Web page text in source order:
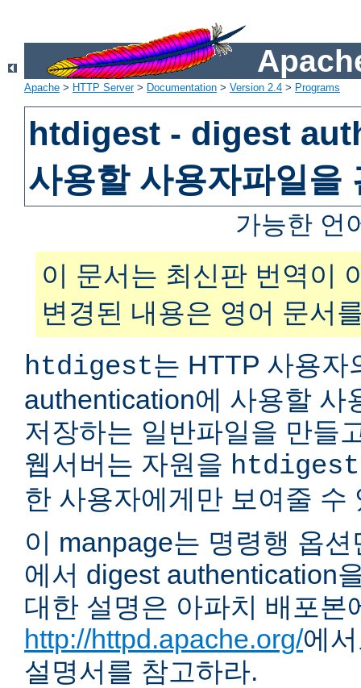
Apache > HTTP Server> Documentation > Version 2.4 > Programs
htdigest - digest
사용할 사용자파일을
가능한 언
이 문서는 최신판 번역이
변경된 내용은 영어 문서
htdigest는 HTTP 사용자
authentication에 사용할 사
저장하는 일반파일을 만들
웹서버는 자원을 htdigest
한 사용자에게만 보여줄 수
이 manpage는 명령행 옵
에서 digest authentication
대한 설명은 아파치 배포본
http://httpd.apache.org/에
설명서를 참고하라.